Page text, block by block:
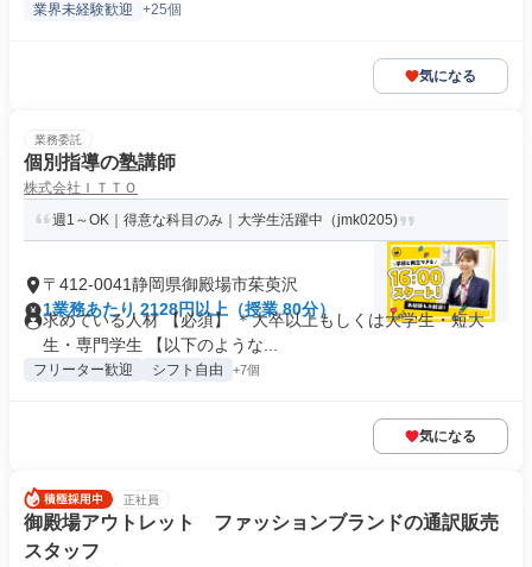
業界未経験歓迎 +25個
気になる
業務委託
個別指導の塾講師
株式会社ＩＴＴＯ
週1～OK｜得意な科目のみ｜大学生活躍中（jmk0205)
〒412-0041静岡県御殿場市茱萸沢
1業務あたり 2128円以上（授業 80分）
求めている人材 【必須】 ＊大卒以上もしくは大学生・短大
生・専門学生 【以下のような...
フリーター歓迎 シフト自由 +7個
気になる
正社員
御殿場アウトレット ファッションブランドの通訳販売
スタッフ